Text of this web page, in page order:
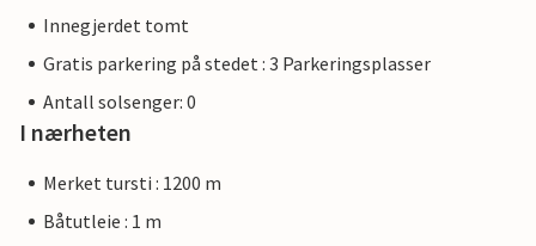
Innegjerdet tomt
Gratis parkering på stedet : 3 Parkeringsplasser
Antall solsenger: 0
I nærheten
Merket tursti : 1200 m
Båtutleie : 1 m